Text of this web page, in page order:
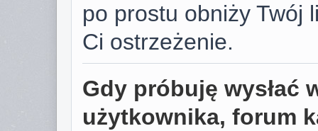
po prostu obniży Twój
Ci ostrzeżenie.
Gdy próbuję wysłać
użytkownika, forum